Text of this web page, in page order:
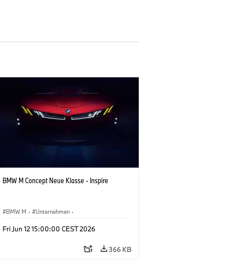
BMW M Concept Neue Klasse - Inspire
BMW M · Unternehmen ·
Fri Jun 12 15:00:00 CEST 2026
366 KB